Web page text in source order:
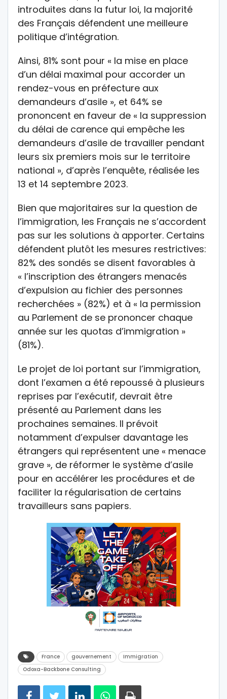
introduites dans la futur loi, la majorité
des Français défendent une meilleure
politique d’intégration.
Ainsi, 81% sont pour « la mise en place
d’un délai maximal pour accorder un
rendez-vous en préfecture aux
demandeurs d’asile », et 64% se
prononcent en faveur de « la suppression
du délai de carence qui empêche les
demandeurs d’asile de travailler pendant
leurs six premiers mois sur le territoire
national », d’après l’enquête, réalisée les
13 et 14 septembre 2023.
Bien que majoritaires sur la question de
l’immigration, les Français ne s’accordent
pas sur les solutions à apporter. Certains
défendent plutôt les mesures restrictives:
82% des sondés se disent favorables à
« l’inscription des étrangers menacés
d’expulsion au fichier des personnes
recherchées » (82%) et à « la permission
au Parlement de se prononcer chaque
année sur les quotas d’immigration »
(81%).
Le projet de loi portant sur l’immigration,
dont l’examen a été repoussé à plusieurs
reprises par l’exécutif, devrait être
présenté au Parlement dans les
prochaines semaines. Il prévoit
notamment d’expulser davantage les
étrangers qui représentent une « menace
grave », de réformer le système d’asile
pour en accélérer les procédures et de
faciliter la régularisation de certains
travailleurs sans papiers.
France gouvernement
Immigration
Odoxa-Backbone Consulting